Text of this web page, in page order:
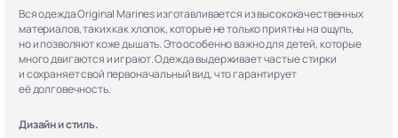
Вся одежда Original Marines изготавливается из высококачественных
материалов, таких как хлопок, которые не только приятны на ощупь,
но и позволяют коже дышать. Это особенно важно для детей, которые
много двигаются и играют. Одежда выдерживает частые стирки
и сохраняет свой первоначальный вид, что гарантирует
её долговечность.
Дизайн и стиль.